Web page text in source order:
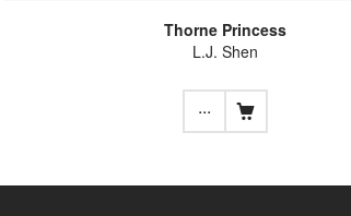
Thorne Princess
L.J. Shen
...